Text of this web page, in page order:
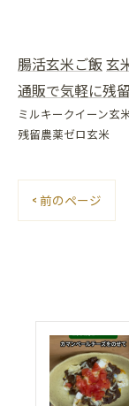
腸活玄米ご飯 玄
通販で気軽に残
ミルキークイーン玄
残留農薬ゼロ玄米
< 前のページ